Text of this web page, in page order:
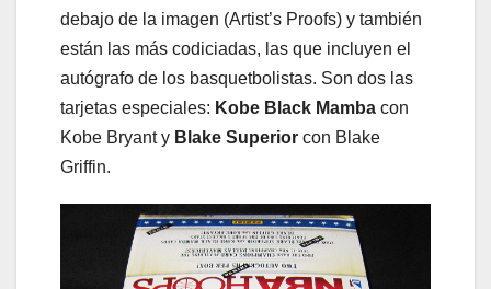
debajo de la imagen (Artist’s Proofs) y también
están las más codiciadas, las que incluyen el
autógrafo de los basquetbolistas. Son dos las
tarjetas especiales: Kobe Black Mamba con
Kobe Bryant y Blake Superior con Blake
Griffin.